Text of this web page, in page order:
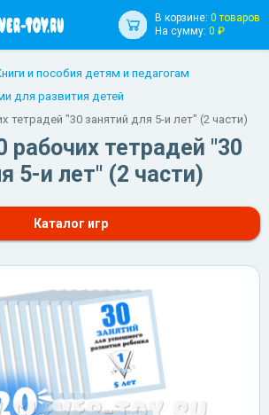
В корзине: 0 товаров
На сумму: 0 ₽
и пособия детям и педагогам
для развития детей
тетрадей "30 занятий для 5-и лет" (2 части)
рабочих тетрадей "30
5-и лет" (2 части)
Каталог игр